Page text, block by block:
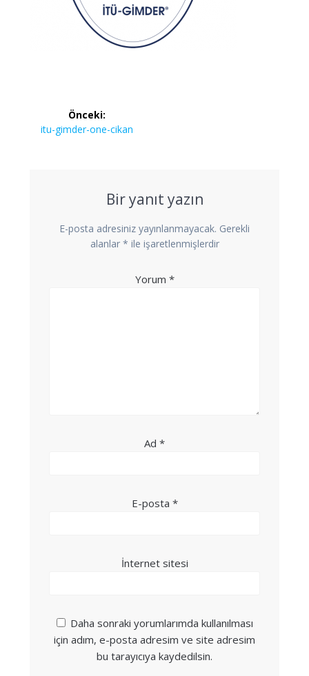
gezinmesi
Önceki:
Önceki
itu-gimder-one-cikan
Bir yanıt yazın
E-posta adresiniz yayınlanmayacak. Gerekli
alanlar * ile işaretlenmişlerdir
Yorum *
Ad *
E-posta *
İnternet sitesi
Daha sonraki yorumlarımda kullanılması
için adım, e-posta adresim ve site adresim
bu tarayıcıya kaydedilsin.